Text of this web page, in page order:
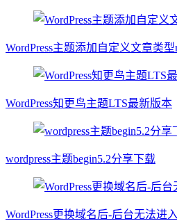
WordPress主题添加自定义文章类型
WordPress知更鸟主题LTS最新版本
wordpress主题begin5.2分享下载
WordPress更换域名后-后台无法进